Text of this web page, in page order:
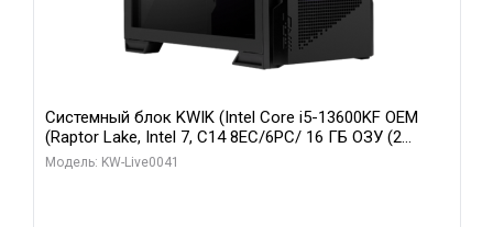
Системный блок KWIK (Intel Core i5-13600KF OEM
(Raptor Lake, Intel 7, C14 8EC/6PC/ 16 ГБ ОЗУ (2
модуля)/ Palit RTX5080 GAMINGPRO OC 16GB GDDR7
Модель: KW-Live0041